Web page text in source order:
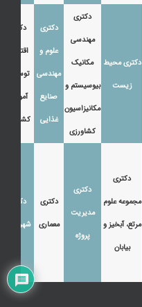
دکتری محیط
زیست
دکتری
مهندسی
مکانیک
بیوسیستم و
مکانیزاسیون
کشاورزی
دکتری
علوم و
مهندسی
صنایع
غذایی
دکتری
اقتصاد،
توسعه و
آموزش
کشاورزی
دکتری
مجموعه علوم
مرتع، آبخیز و
بیابان
دکتری
مدیریت
پروژه
دکتری
معماری
دکتری
شهرسازی